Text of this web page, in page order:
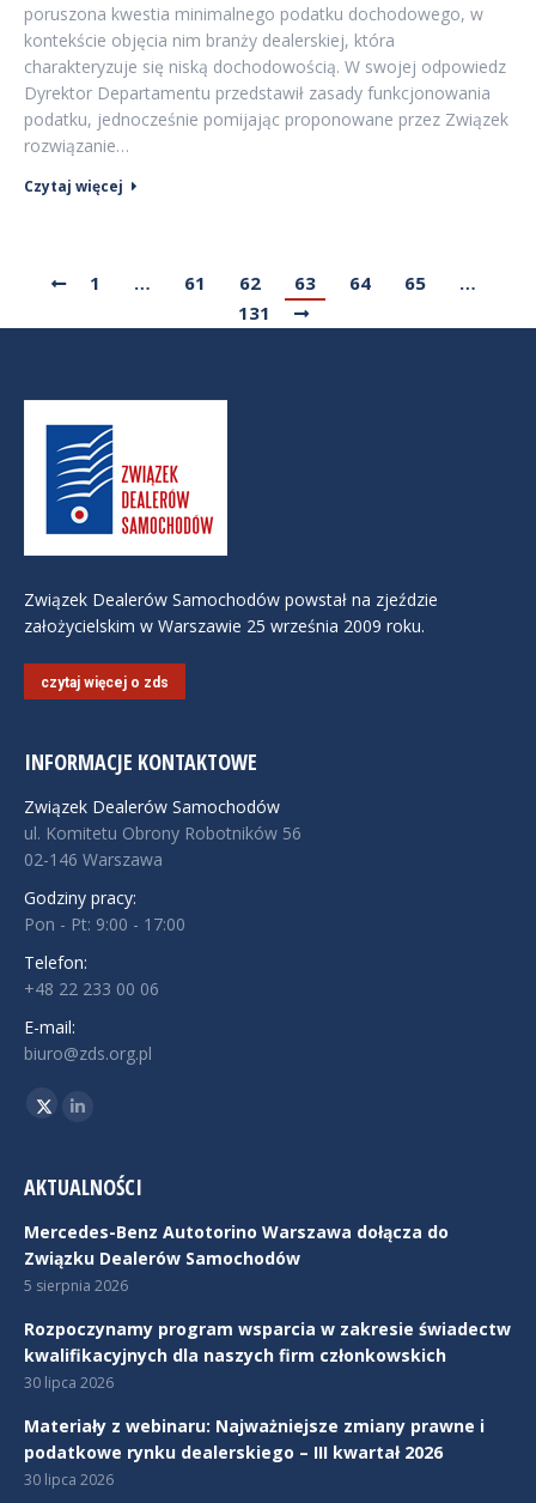
poruszona kwestia minimalnego podatku dochodowego, w
kontekście objęcia nim branży dealerskiej, która
charakteryzuje się niską dochodowością. W swojej odpowiedz
Dyrektor Departamentu przedstawił zasady funkcjonowania
podatku, jednocześnie pomijając proponowane przez Związek
rozwiązanie…
Czytaj więcej
1 … 61 62 63 64 65
…
131
Związek Dealerów Samochodów powstał na zjeździe
założycielskim w Warszawie 25 września 2009 roku.
czytaj więcej o zds
INFORMACJE KONTAKTOWE
Związek Dealerów Samochodów
ul. Komitetu Obrony Robotników 56
02-146 Warszawa
Godziny pracy:
Pon - Pt: 9:00 - 17:00
Telefon:
+48 22 233 00 06
E-mail:
biuro@zds.org.pl
Znajdź nas na:
TwitterLinkedin
AKTUALNOŚCI
Mercedes-Benz Autotorino Warszawa dołącza do
Związku Dealerów Samochodów
5 sierpnia 2026
Rozpoczynamy program wsparcia w zakresie świadectw
kwalifikacyjnych dla naszych firm członkowskich
30 lipca 2026
Materiały z webinaru: Najważniejsze zmiany prawne i
podatkowe rynku dealerskiego – III kwartał 2026
30 lipca 2026